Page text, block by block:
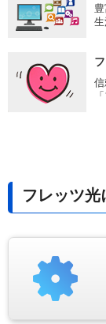
生
フレッツ光